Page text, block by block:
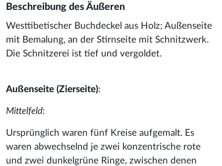
Beschreibung des Äußeren
Westtibetischer Buchdeckel aus Holz; Außenseite
mit Bemalung, an der Stirnseite mit Schnitzwerk.
Die Schnitzerei ist tief und vergoldet.
Außenseite (Zierseite):
Mittelfeld:
Ursprünglich waren fünf Kreise aufgemalt. Es
waren abwechselnd je zwei konzentrische rote
und zwei dunkelgrüne Ringe, zwischen denen